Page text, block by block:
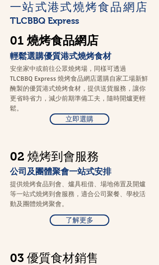
一站式港式燒烤食品網店
TLCBBQ Express
01 燒烤食品網店
輕鬆選購優質港式燒烤食材
安坐家中或前往公眾燒烤場，同樣可透過
TLCBBQ Express 燒烤食品網店選購自家工場新鮮
醃製的優質港式燒烤食材，提供送貨服務，讓你
更省時省力，減少前期準備工夫，隨時開爐更輕
鬆。
立即選購
02 燒烤到會服務
公司及團體聚會一站式安排
提供燒烤食品到會、爐具租借、場地佈置及開爐
等一站式燒烤到會服務，適合公司聚餐、學校活
動及團體燒烤聚會。
了解更多
03 優質食材銷售